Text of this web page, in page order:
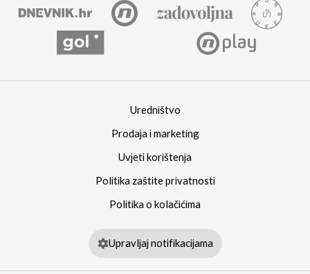
Uredništvo
Prodaja i marketing
Uvjeti korištenja
Politika zaštite privatnosti
Politika o kolačićima
Upravljaj notifikacijama